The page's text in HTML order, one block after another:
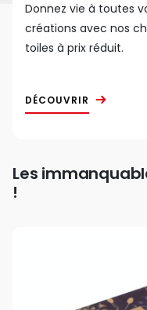
Donnez vie à toutes
créations avec nos
toiles à prix réduit.
DÉCOUVRIR
Les
!